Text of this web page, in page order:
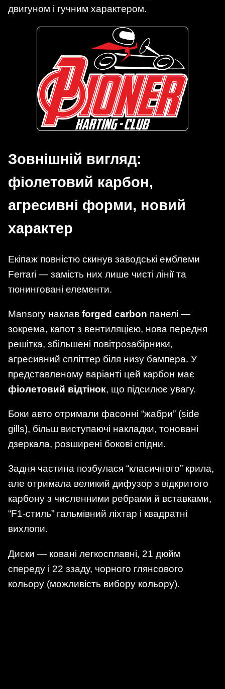
двигуном і гучним характером.
Зовнішній вигляд:
фіолетовий карбон,
агресивні форми, новий
характер
Екіпаж повністю скинув заводські емблеми
Ferrari — замість них лише чисті лінії та
тюнинговані елементи.
Mansory наклав forged carbon панелі —
зокрема, капот з вентиляцією, нова передня
решітка, збільшені повітрозабірники,
агресивний спліттер біля низу бампера. У
представленому варіанті цей карбон має
фіолетовий відтінок, що підсилює увагу.
Боки авто отримали фасонні “жабри” (side
gills), більш виступаючі накладки, тоновані
дзеркала, розширені бокові спідни.
Задня частина позбулася “класичного” крила,
але отримала великий дифузор з відкритого
карбону з численними ребрами й вставками,
“F1-стиль” гальмівний ліхтар і квадратні
вихлопи.
Диски — ковані легкосплавні, 21 дюйм
спереду і 22 ззаду, чорного глянсового
кольору (можливість вибору кольору).